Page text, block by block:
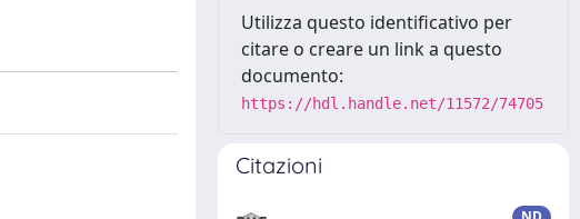
Utilizza questo identificativo per
citare o creare un link a questo
documento:
https://hdl.handle.net/11572/74705
Citazioni